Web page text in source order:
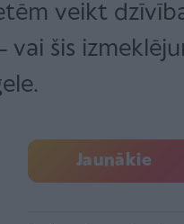
veikt
vai šis
Jaunākie